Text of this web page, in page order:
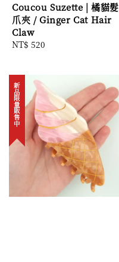
Coucou Suzette | 橘貓髮
爪夾 / Ginger Cat Hair
Claw
Regular
NT$ 520
新品限量販售中